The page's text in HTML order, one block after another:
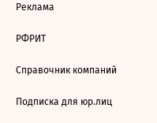
Реклама
РФРИТ
Справочник компаний
Подписка для юр.лиц